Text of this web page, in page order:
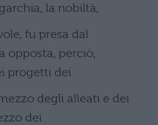
la nobiltà,
fu presa dal
opposta, perciò,
progetti dei
degli alleati e dei
dei